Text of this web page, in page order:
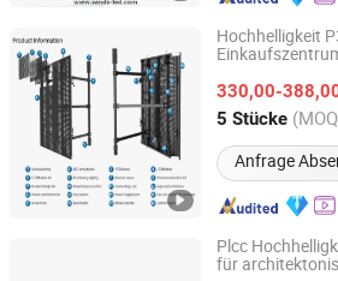
Hochhelligkeit
Transparente
330,00-
5 Stücke
Anfrage
Shenzhen Dinosaur Display Co., Ltd.
Guangdong, China Seit
Plcc
für
Shenzhen Qizhi Optoelectronic